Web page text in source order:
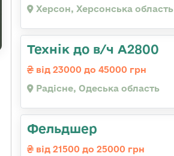
Херсон, Херсонська область
Технік до в/ч А2800
від 23000 до 45000 грн
Радісне, Одеська область
Фельдшер
від 21500 до 25000 грн